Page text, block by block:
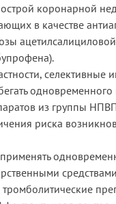
коронарной
в качестве
селективные
из группы
риска
средствами
тромболитические